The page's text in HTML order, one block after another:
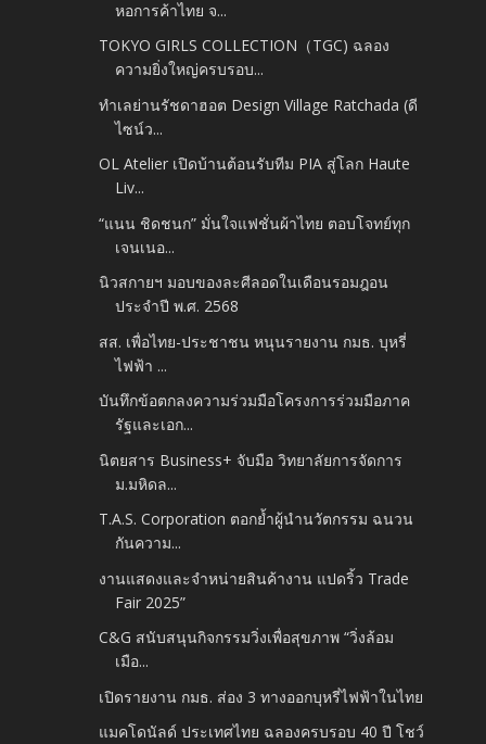
หอการค้าไทย จ...
TOKYO GIRLS COLLECTION（TGC) ฉลอง
ความยิ่งใหญ่ครบรอบ...
ทำเลย่านรัชดาฮอต Design Village Ratchada (ดี
ไซน์ว...
OL Atelier เปิดบ้านต้อนรับทีม PIA สู่โลก Haute
Liv...
“แนน ชิดชนก” มั่นใจแฟชั่นผ้าไทย ตอบโจทย์ทุก
เจนเนอ...
นิวสกายฯ มอบของละศีลอดในเดือนรอมฎอน
ประจำปี พ.ศ. 2568
สส. เพื่อไทย-ประชาชน หนุนรายงาน กมธ. บุหรี่
ไฟฟ้า ...
บันทึกข้อตกลงความร่วมมือโครงการร่วมมือภาค
รัฐและเอก...
นิตยสาร Business+ จับมือ วิทยาลัยการจัดการ
ม.มหิดล...
T.A.S. Corporation ตอกย้ำผู้นำนวัตกรรม ฉนวน
กันความ...
งานแสดงและจำหน่ายสินค้างาน แปดริ้ว Trade
Fair 2025”
C&G สนับสนุนกิจกรรมวิ่งเพื่อสุขภาพ “วิ่งล้อม
เมือ...
เปิดรายงาน กมธ. ส่อง 3 ทางออกบุหรี่ไฟฟ้าในไทย
แมคโดนัลด์ ประเทศไทย ฉลองครบรอบ 40 ปี โชว์